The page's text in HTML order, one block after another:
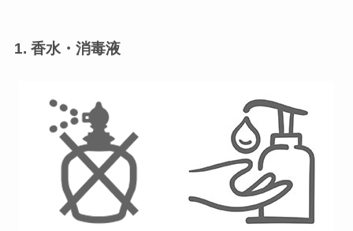
1. 香水・消毒液